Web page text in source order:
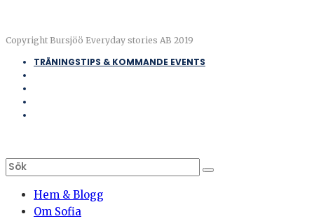
Copyright Bursjöö Everyday stories AB 2019
TRÄNINGSTIPS & KOMMANDE EVENTS
Hem & Blogg
Om Sofia